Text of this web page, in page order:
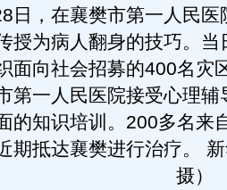
日，在襄樊市第一人民医
授为病人翻身的技巧。当
面向社会招募的400名灾
第一人民医院接受心理辅
的知识培训。200多名来
期抵达襄樊进行治疗。
摄）